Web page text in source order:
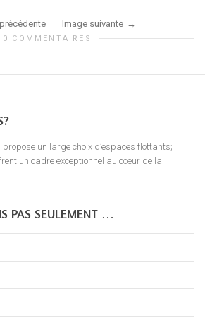
Image suivante
0 COMMENTAIRES
propose un large choix d’espaces flottants;
un cadre exceptionnel au coeur de la
PAS SEULEMENT …